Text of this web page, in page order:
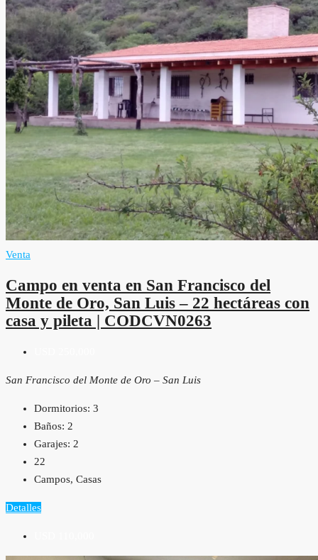
Venta
Campo en venta en San Francisco del
Monte de Oro, San Luis – 22 hectáreas con
casa y pileta | CODCVN0263
San Francisco del Monte de Oro – San Luis
Dormitorios: 3
Baños: 2
Garajes: 2
22
Campos, Casas
Detalles